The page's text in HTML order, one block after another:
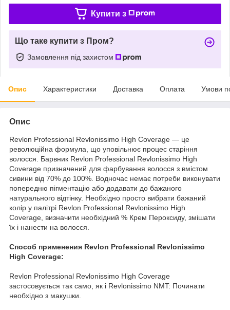
Купити з
Що таке купити з Пром?
Замовлення під захистом
Опис Характеристики Доставка Оплата Умови
Опис
Revlon Professional Revlonissimo High Coverage — це
революційна формула, що уповільнює процес старіння
волосся. Барвник Revlon Professional Revlonissimo High
Coverage призначений для фарбування волосся з вмістом
сивини від 70% до 100%. Водночас немає потреби виконувати
попередню пігментацію або додавати до бажаного
натурального відтінку. Необхідно просто вибрати бажаний
колір у палітрі Revlon Professional Revlonissimo High
Coverage, визначити необхідний % Крем Пероксиду, змішати
їх і нанести на волосся.
Способ применения Revlon Professional Revlonissimo
High Coverage:
Revlon Professional Revlonissimo High Coverage
застосовується так само, як і Revlonissimo NMT: Починати
необхідно з макушки.